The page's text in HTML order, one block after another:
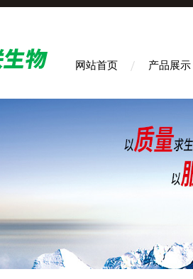
网站首页 产品展示